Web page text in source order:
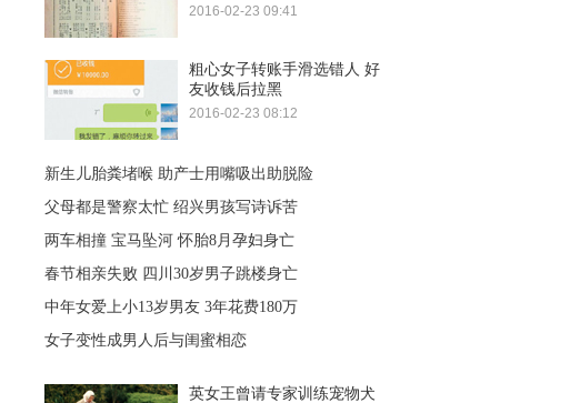
2016-02-23 09:41
粗心女子转账手滑选错人 好
友收钱后拉黑
2016-02-23 08:12
新生儿胎粪堵喉 助产士用嘴吸出助脱险
父母都是警察太忙 绍兴男孩写诗诉苦
两车相撞 宝马坠河 怀胎8月孕妇身亡
春节相亲失败 四川30岁男子跳楼身亡
中年女爱上小13岁男友 3年花费180万
女子变性成男人后与闺蜜相恋
英女王曾请专家训练宠物犬